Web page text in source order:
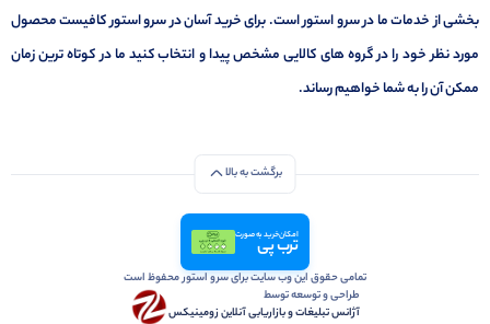
بخشی از خدمات ما در سرو استور است. برای خرید آسان در سرو استور کافیست محصول
مورد نظر خود را در گروه های کالایی مشخص پیدا و انتخاب کنید ما در کوتاه ترین زمان
ممکن آن را به شما خواهیم رساند.
برگشت به بالا
امکان خرید به صورت
ترب پی
تمامی حقوق این وب سایت برای سرو استور محفوظ است
طراحی و توسعه توسط
آژانس تبلیغات و بازاریابی آنلاین زومینیکس